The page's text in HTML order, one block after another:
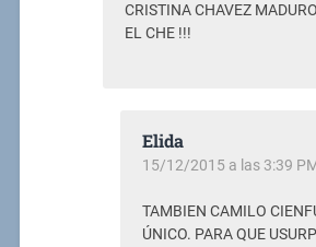
CRISTINA CHAVEZ
EL CHE !!!
Elida
15/12/2015 a las 3:39
TAMBIEN CAMILO
ÚNICO. PARA QUE